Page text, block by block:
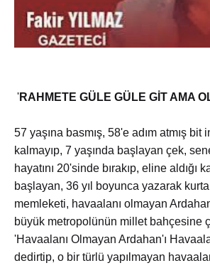
'RAHMETE GÜLE GÜLE GİT AMA
57 yaşına basmış, 58'e adım atmış bit
kalmayıp, 7 yaşında başlayan çek,
hayatını 20'sinde bırakıp, eline aldığı
başlayan, 36 yıl boyunca yazarak
memleketi, havaalanı olmayan
büyük metropolünün millet bahçesine
'Havaalanı Olmayan Ardahan'ı
dedirtip, o bir türlü yapılmayan